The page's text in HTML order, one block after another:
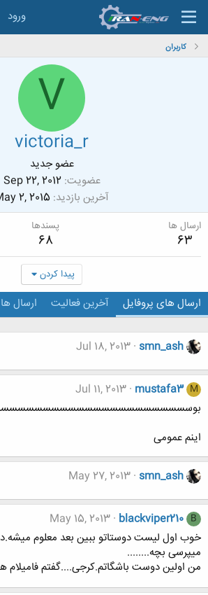
ورود
کاربران
V
victoria_r
عضو جدید
عضویت Sep 22, 2012
آخرین بازدید 2, 2015
ارسال ها
63
پسندها
68
پیدا کردن
ارسال های پروفایل آخرین فعالیت ارسال ها
smn_ash
Jul 18, 2013
M
mustafa3
Jul 11, 2013
اینم عمومی
smn_ash
May 27, 2013
B
blackviper210
May 15, 2013
خوب اول ليست دوستاتو ببين بعد معلوم
ميپرسى بچه........
من اولين دوست باشگاتم.کرجى....گفتم فاميلام